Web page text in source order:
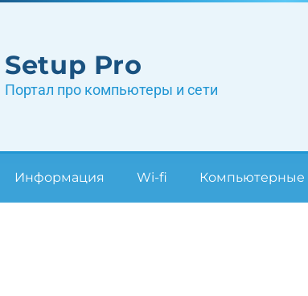
Setup Pro
Портал про компьютеры и сети
Информация Wi-fi Компьютерные